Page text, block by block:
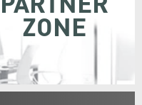
ZONE